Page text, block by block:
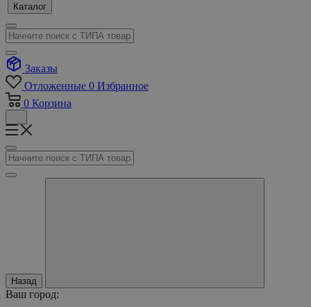
Каталог
Заказы
Отложенные 0 Избранное
0 Корзина
Назад
Ваш город: